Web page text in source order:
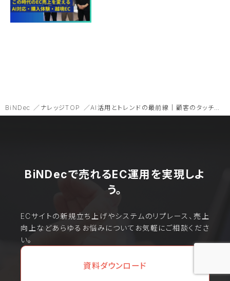
BiNDec ナレッジTOP
BiNDecで売れるEC運用を実現しよ
う。
ECサイトの新規立ち上げやシステムのリプレース、売上
向上などあらゆるお悩みについてお気軽にご相談くださ
い。
資料ダウンロード